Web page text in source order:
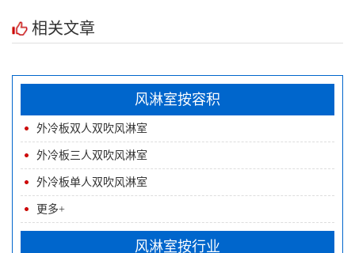
风淋房
相关文章
风淋室按容积
外冷板双人双吹风淋室
外冷板三人双吹风淋室
外冷板单人双吹风淋室
更多+
风淋室按行业